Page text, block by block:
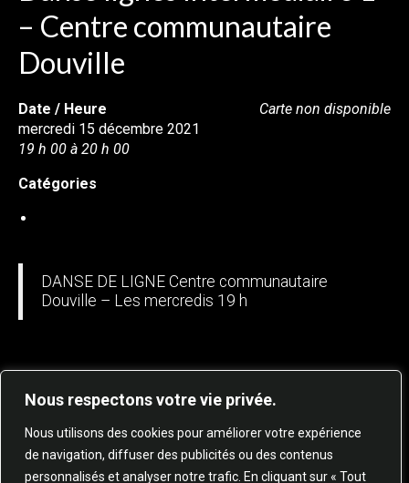
Nous respectons votre vie privée.
Nous utilisons des cookies pour améliorer votre expérience
de navigation, diffuser des publicités ou des contenus
personnalisés et analyser notre trafic. En cliquant sur « Tout
– Centre communautaire
Douville
Carte non disponible
Date / Heure
mercredi 15 décembre 2021
19 h 00 à 20 h 00
Catégories
DANSE DE LIGNE Centre communautaire
Douville – Les mercredis 19 h